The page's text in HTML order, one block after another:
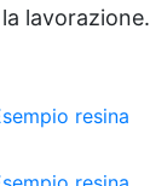
lavorazione.